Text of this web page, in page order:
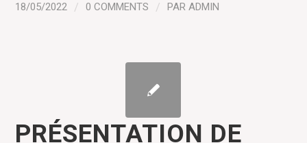
18/05/2022 / 0 COMMENTS / PARADMIN
PRÉSENTATION DE